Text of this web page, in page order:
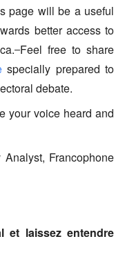
page will be a useful
better access to
Feel free to share
specially prepared to
debate.
your voice heard and
Francophone
et laissez entendre